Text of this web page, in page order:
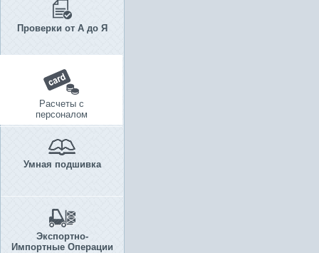
Проверки от А до Я
Расчеты с
персоналом
Умная подшивка
Экспортно-
Импортные Операции